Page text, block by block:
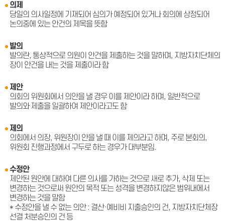
의제
당일의 의사일정에 기재되어 심의가 예정되어 있거나 회의에 상정되어
논의중에 있는 안건의 제목을 뜻함
발의
발의란, 통상적으로 의원이 안건을 제출하는 것을 말하며, 지방자치단체의
장이 안건을 내는 것을 제출이라 함
제안
의회의 위원회에서 의안을 낼 경우 이를 제안이라 하며, 일반적으로
발의와 제출을 일괄하여 제안이라고도 함
제의
의회에서 의장, 위원장이 안을 낼 때 이를 제의라고 하며, 주로 본회의,
위원회 진행과정에서 구두로 하는 경우가 대부분임.
수정안
제안된 원안에 대하여 다른 의사를 가하는 것으로 새로 추가, 삭제 또는
변경하는 것으로써 원안의 목적 또는 성격을 변경하지않은 범위내에서
변경하는 것을 말함
* 수정안을 낼 수 없는 의안 : 결산·예비비 지출승인의 건, 지방자치단체장
선결 처분승인의 건 등